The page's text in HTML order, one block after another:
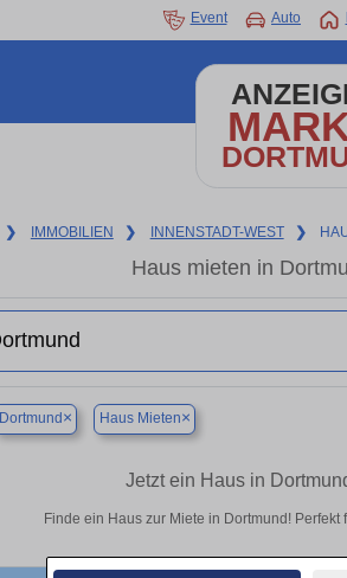
Event Auto
❯ IMMOBILIEN ❯ INNENSTADT-WEST ❯
Haus mieten in
Dortmund × Haus Mieten×
Jetzt ein Haus in
Finde ein Haus zur Miete in Dortmund!